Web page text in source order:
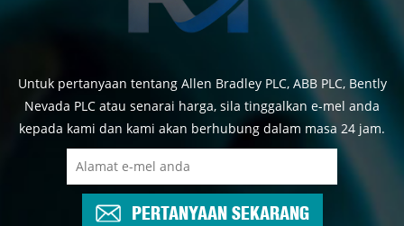
Untuk pertanyaan tentang Allen Bradley PLC, ABB PLC, Bently
Nevada PLC atau senarai harga, sila tinggalkan e-mel anda
kepada kami dan kami akan berhubung dalam masa 24 jam.
PERTANYAAN SEKARANG